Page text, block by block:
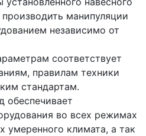
манипуляции
независимо от
соответствует
правилам техники
стандартам.
обеспечивает
во всех режимах
умеренного климата, а так